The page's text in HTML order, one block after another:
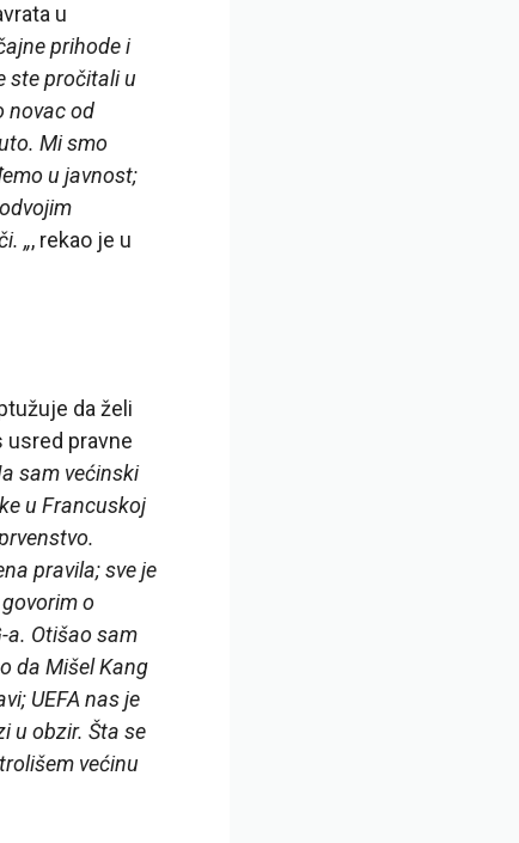
u
prihode i
ste pročitali u
novac od
Mi smo
u javnost;
„, rekao je u
da želi
usred pravne
sam većinski
u Francuskoj
pravila; sve je
o
a. Otišao sam
da Mišel Kang
UEFA nas je
u obzir. Šta se
većinu